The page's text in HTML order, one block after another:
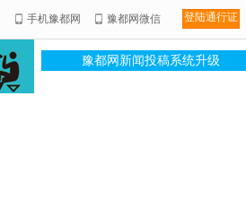
手机豫都网 豫都网微信 登陆通行证
豫都网新闻投稿系统升级